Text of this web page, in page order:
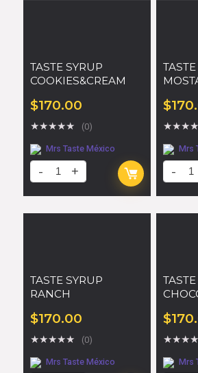
TASTE SYRUP
COOKIES&CREAM
$170.00
★★★★★ (0)
Mrs Taste México
$
★★★★
Mrs
TASTE SYRUP
RANCH
$170.00
★★★★★ (0)
Mrs Taste México
$
★★★★
Mrs